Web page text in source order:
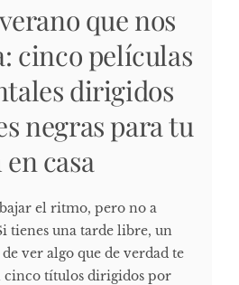
que nos
cinco películas
dirigidos
negras para tu
casa
el ritmo, pero no a
tienes una tarde libre, un
ver algo que de verdad te
cinco títulos dirigidos por